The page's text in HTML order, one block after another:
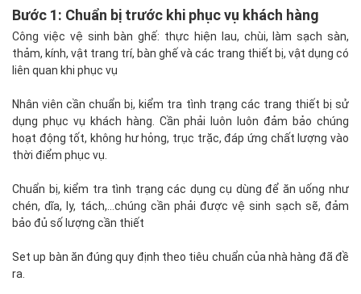
Bước 1: Chuẩn bị trước khi phục vụ khách hàng
Công việc vệ sinh bàn ghế: thực hiện lau, chùi, làm sạch sàn,
thảm, kính, vật trang trí, bàn ghế và các trang thiết bị, vật dụng có
liên quan khi phục vụ
Nhân viên cần chuẩn bị, kiểm tra tình trạng các trang thiết bị sử
dụng phục vụ khách hàng. Cần phải luôn luôn đảm bảo chúng
hoạt động tốt, không hư hỏng, trục trặc, đáp ứng chất lượng vào
thời điểm phục vụ.
Chuẩn bị, kiểm tra tình trạng các dụng cụ dùng để ăn uống như
chén, dĩa, ly, tách,…chúng cần phải được vệ sinh sạch sẽ, đảm
bảo đủ số lượng cần thiết
Set up bàn ăn đúng quy định theo tiêu chuẩn của nhà hàng đã đề
ra.